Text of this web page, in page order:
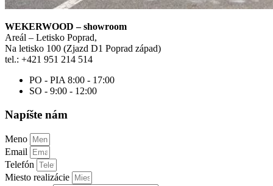
WEKERWOOD – showroom
Areál – Letisko Poprad,
Na letisko 100 (Zjazd D1 Poprad západ)
tel.: +421 951 214 514
PO - PIA 8:00 - 17:00
SO - 9:00 - 12:00
Napíšte nám
Meno
Email
Telefón
Miesto realizácie